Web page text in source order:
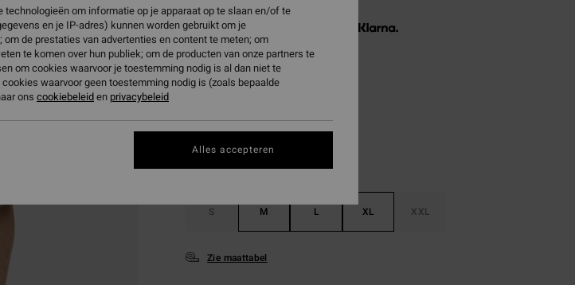
Betaal 3 x € 19,98, zonder rente met
KleurBlack
S M L XL XXL
Zie maattabel
om informatie op je apparaat op te slaan en/of te
en je IP-adres) kunnen worden gebruikt om je
de prestaties van advertenties en content te meten; om
te komen over hun publiek; om de producten van onze partners te
om cookies waarvoor je toestemming nodig is al dan niet te
waarvoor geen toestemming nodig is (zoals bepaalde
ons cookiebeleiden privacybeleid
Alles accepteren